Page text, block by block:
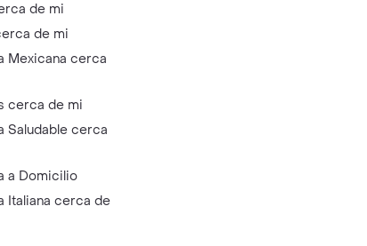
de mi
de mi
Mexicana cerca
cerca de mi
Saludable cerca
a Domicilio
Italiana cerca de